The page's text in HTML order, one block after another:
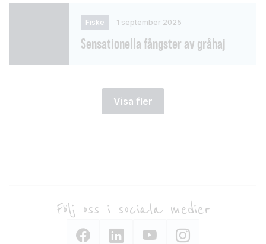
Fiske 1 september 2025
Sensationella fångster av gråhaj
Visa fler
Följ oss i sociala medier